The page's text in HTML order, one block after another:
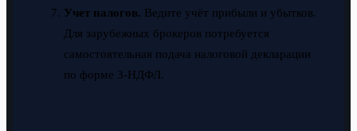
Учет налогов. Ведите учёт прибыли и убытков.
Для зарубежных брокеров потребуется
самостоятельная подача налоговой декларации
по форме 3-НДФЛ.